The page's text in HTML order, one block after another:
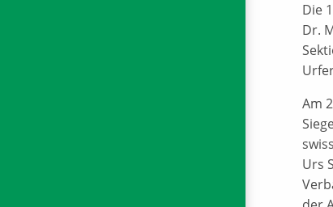
Die
Dr.
Am
Urs